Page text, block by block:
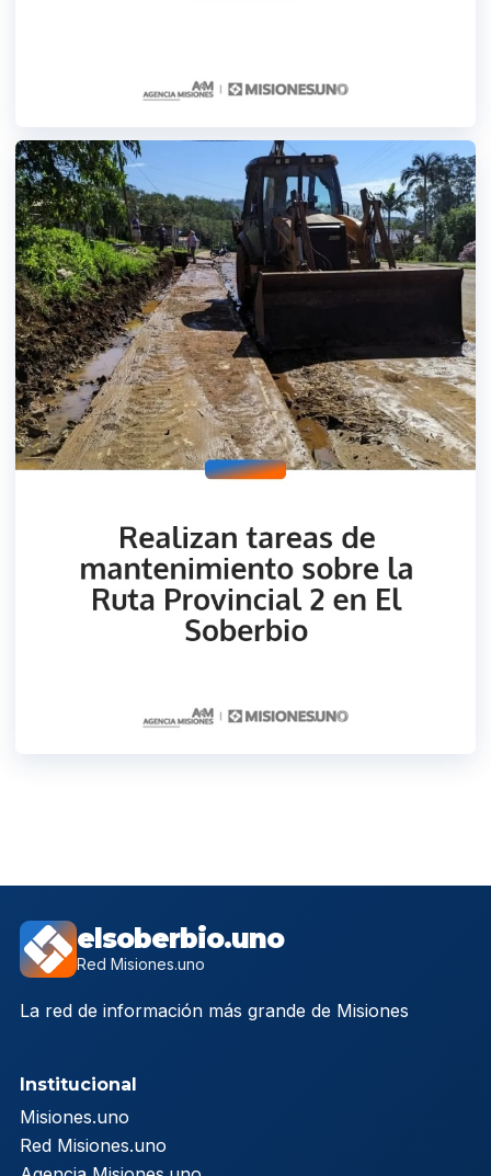
elsoberbio.uno
Red Misiones.uno
La red de información más grande de Misiones
Institucional
Misiones.uno
Red Misiones.uno